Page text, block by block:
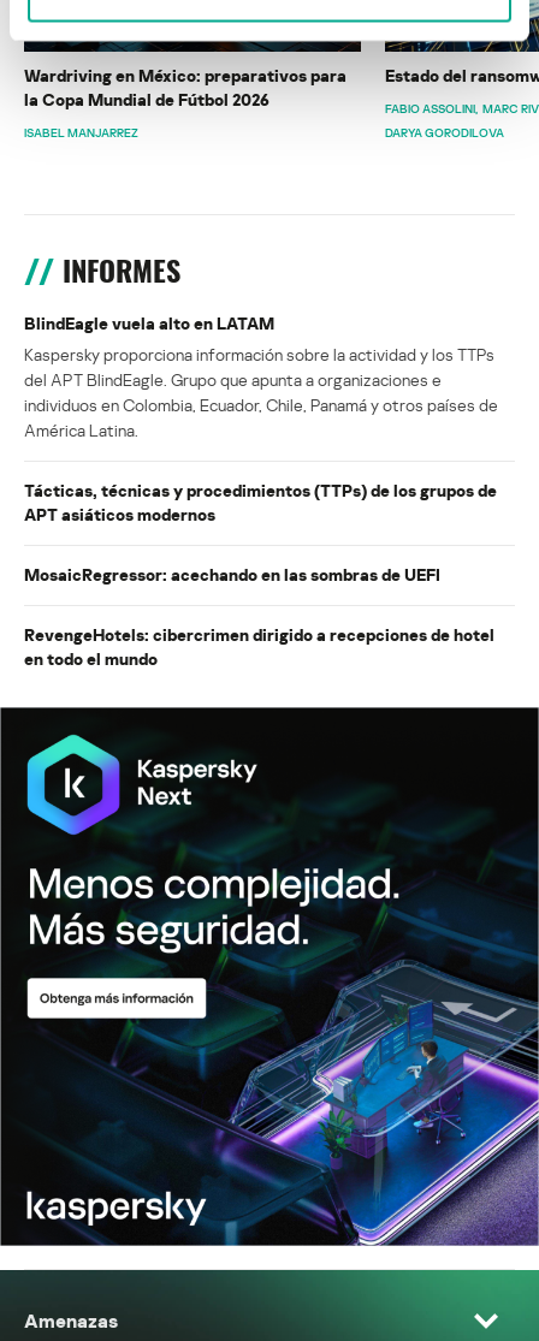
Wardriving en México: preparativos para
la Copa Mundial de Fútbol 2026
ISABEL MANJARREZ
Estado del
FABIO ASSOLINI MARC
DARYA GORODILOVA
INFORMES
BlindEagle vuela alto en LATAM
Kaspersky proporciona información sobre la actividad y los TTPs
del APT BlindEagle. Grupo que apunta a organizaciones e
individuos en Colombia, Ecuador, Chile, Panamá y otros países de
América Latina.
Tácticas, técnicas y procedimientos (TTPs) de los grupos de
APT asiáticos modernos
MosaicRegressor: acechando en las sombras de UEFI
RevengeHotels: cibercrimen dirigido a recepciones de hotel
en todo el mundo
Amenazas